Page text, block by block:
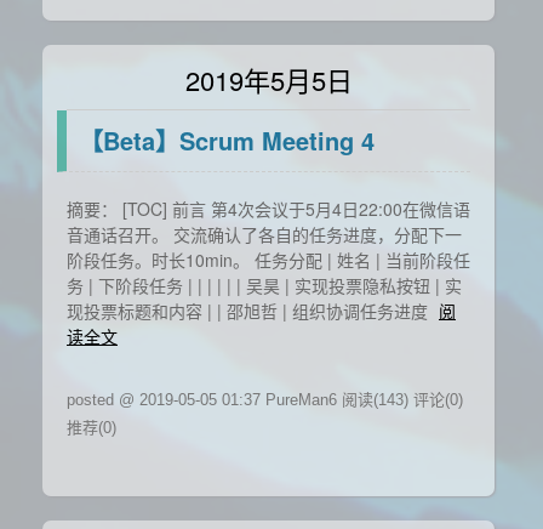
2019年5月5日
【Beta】Scrum Meeting 4
摘要： [TOC] 前言 第4次会议于5月4日22:00在微信语
音通话召开。 交流确认了各自的任务进度，分配下一
阶段任务。时长10min。 任务分配 | 姓名 | 当前阶段任
务 | 下阶段任务 | | | | | | 吴昊 | 实现投票隐私按钮 | 实
现投票标题和内容 | | 邵旭哲 | 组织协调任务进度 阅
读全文
posted @ 2019-05-05 01:37 PureMan6 阅读(143) 评论(0)
推荐(0)